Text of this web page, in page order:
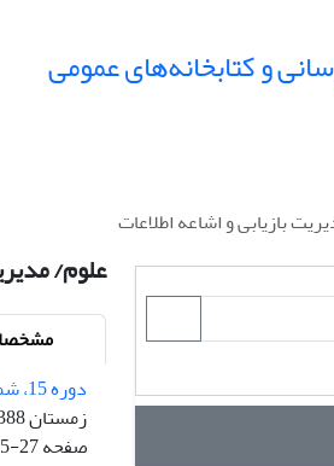
و کتابخانه‌های عمومی
بازیابی و اشاعه اطلاعات
علوم/
دوره 15، شماره 4 - شماره پیاپی 59
زمستان 1388
صفحه5-27